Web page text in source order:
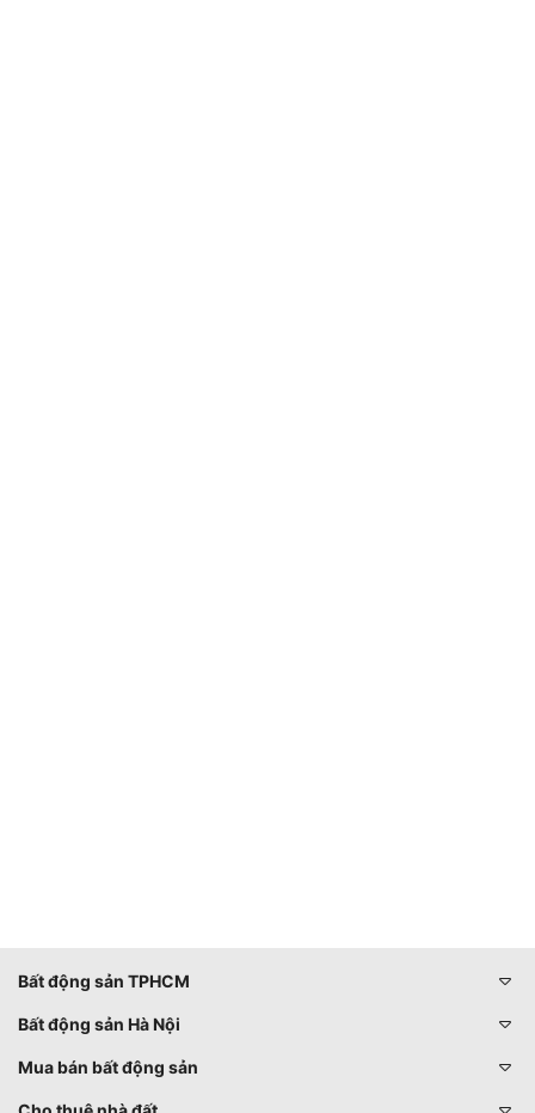
Bất động sản TPHCM
Bất động sản Hà Nội
Mua bán bất động sản